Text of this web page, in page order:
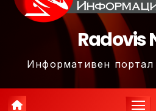
Radovis
Информативен портал